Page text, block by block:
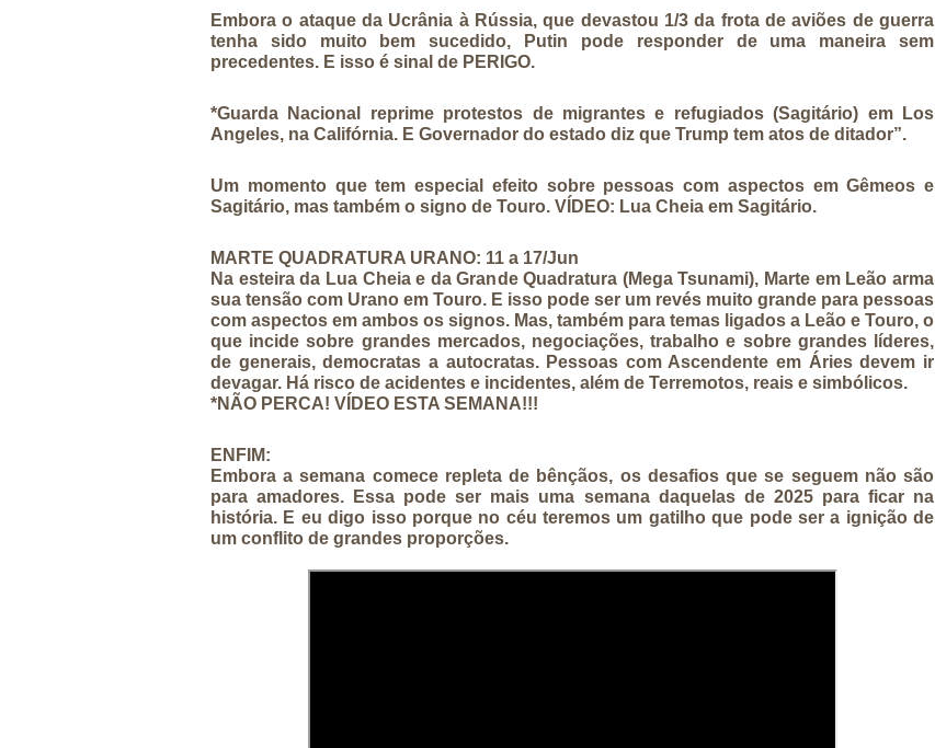
Embora o ataque da Ucrânia à Rússia, que devastou 1/3 da frota de aviões de guerra
tenha sido muito bem sucedido, Putin pode responder de uma maneira sem
precedentes. E isso é sinal de PERIGO.
*Guarda Nacional reprime protestos de migrantes e refugiados (Sagitário) em Los
Angeles, na Califórnia. E Governador do estado diz que Trump tem atos de ditador”.
Um momento que tem especial efeito sobre pessoas com aspectos em Gêmeos e
Sagitário, mas também o signo de Touro. VÍDEO: Lua Cheia em Sagitário.
MARTE QUADRATURA URANO: 11 a 17/Jun
Na esteira da Lua Cheia e da Grande Quadratura (Mega Tsunami), Marte em Leão arma
sua tensão com Urano em Touro. E isso pode ser um revés muito grande para pessoas
com aspectos em ambos os signos. Mas, também para temas ligados a Leão e Touro, o
que incide sobre grandes mercados, negociações, trabalho e sobre grandes líderes,
de generais, democratas a autocratas. Pessoas com Ascendente em Áries devem ir
devagar. Há risco de acidentes e incidentes, além de Terremotos, reais e simbólicos.
*NÃO PERCA! VÍDEO ESTA SEMANA!!!
ENFIM:
Embora a semana comece repleta de bênçãos, os desafios que se seguem não são
para amadores. Essa pode ser mais uma semana daquelas de 2025 para ficar na
história. E eu digo isso porque no céu teremos um gatilho que pode ser a ignição de
um conflito de grandes proporções.